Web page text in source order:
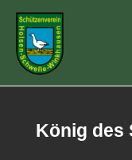
Inhalt
springen
König des